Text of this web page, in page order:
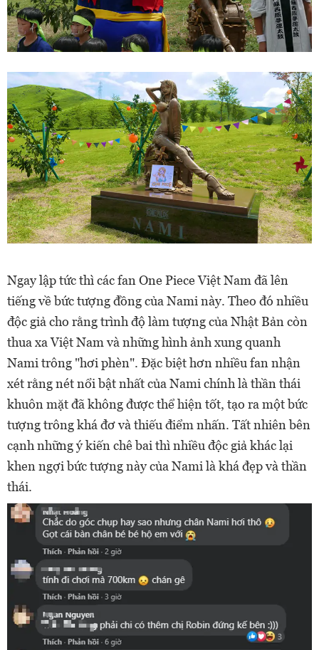
Ngay lập tức thì các fan One Piece Việt Nam đã lên
tiếng về bức tượng đồng của Nami này. Theo đó nhiều
độc giả cho rằng trình độ làm tượng của Nhật Bản còn
thua xa Việt Nam và những hình ảnh xung quanh
Nami trông "hơi phèn". Đặc biệt hơn nhiều fan nhận
xét rằng nét nổi bật nhất của Nami chính là thần thái
khuôn mặt đã không được thể hiện tốt, tạo ra một bức
tượng trông khá đơ và thiếu điểm nhấn. Tất nhiên bên
cạnh những ý kiến chê bai thì nhiều độc giả khác lại
khen ngợi bức tượng này của Nami là khá đẹp và thần
thái.